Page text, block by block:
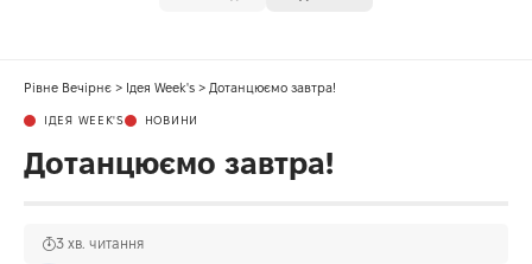
Рівне Вечірнє > Ідея Week's > Дотанцюємо завтра!
ІДЕЯ WEEK'S НОВИНИ
Дотанцюємо завтра!
3 хв. читання